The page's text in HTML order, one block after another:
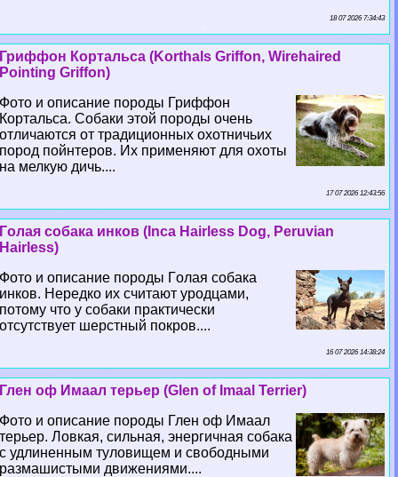
18 07 2026 7:34:43
Гриффон Кортальса (Korthals Griffon, Wirehaired
Pointing Griffon)
Фото и описание породы Гриффон
Кортальса. Собаки этой породы очень
отличаются от традиционных охотничьих
пород пойнтеров. Их применяют для охоты
на мелкую дичь....
17 07 2026 12:43:56
Гoлая собака инков (Inca Hairless Dog, Peruvian
Hairless)
Фото и описание породы Гoлая собака
инков. Нередко их считают уpoдцами,
потому что у собаки пpaктически
отсутствует шерстный покров....
16 07 2026 14:38:24
Глен оф Имаал терьер (Glen of Imaal Terrier)
Фото и описание породы Глен оф Имаал
терьер. Ловкая, сильная, энергичная собака
с удлиненным туловищем и свободными
размашистыми движениями....